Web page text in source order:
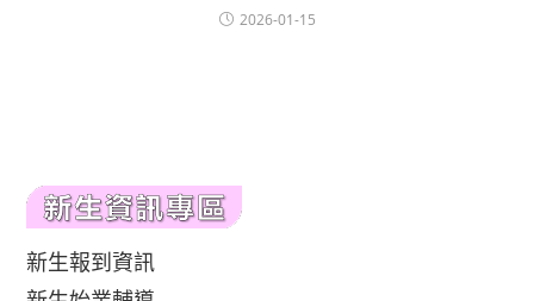
2026-01-15
新生報到資訊